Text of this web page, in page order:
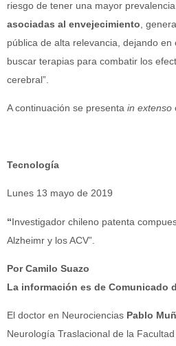
riesgo de tener una mayor
asociadas al envejecimiento ,
pública de alta relevancia, dejando en
buscar terapias para combatir los
cerebral”.
A continuación se presenta in extenso
Tecnología
Lunes 13 mayo de 2019
“Investigador chileno patenta
Alzheimr y los ACV”.
Por Camilo Suazo
La información es de Comunicado
El doctor en Neurociencias Pablo
Neurología Traslacional de la